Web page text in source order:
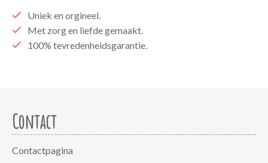
Uniek en orgineel.
Met zorg en liefde gemaakt.
100% tevredenheidsgarantie.
Contact
Contactpagina